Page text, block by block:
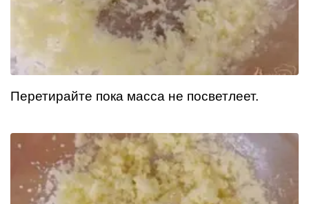
Перетирайте пока масса не посветлеет.